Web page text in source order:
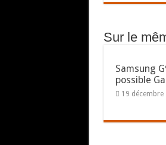
Sur le
Samsung
possible
19 décembre